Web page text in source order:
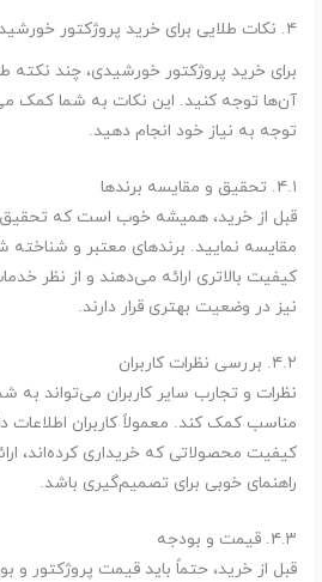
۴. نکات طلایی برای خرید پروژکتور خورشیدی
برای خرید پروژکتور خورشیدی، چند نکته
آن‌ها توجه کنید. این نکات به شما کمک
توجه به نیاز خود انجام دهید.
۴.۱. تحقیق و مقایسه برندها
قبل از خرید، همیشه خوب است که تحقیق
مقایسه نمایید. برندهای معتبر و شناخته
کیفیت بالاتری ارائه می‌دهند و از نظر
نیز در وضعیت بهتری قرار دارند.
۴.۲. بررسی نظرات کاربران
نظرات و تجارب سایر کاربران می‌تواند به
مناسب کمک کند. معمولاً کاربران اطلاعات
کیفیت محصولاتی که خریداری کرده‌اند،
راهنمای خوبی برای تصمیم‌گیری باشد.
۴.۳. قیمت و بودجه
قبل از خرید، حتماً باید قیمت پروژکتور